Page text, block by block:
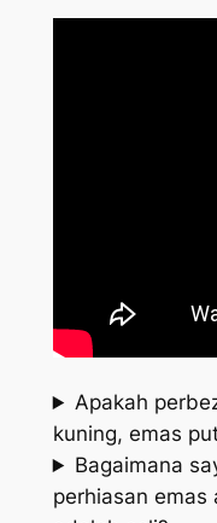
Apakah
kuning, emas
Bagaimana
perhiasan emas